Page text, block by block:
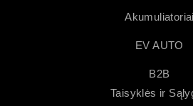
Akumuliatoriai
EV AUTO
B2B
Taisyklės ir